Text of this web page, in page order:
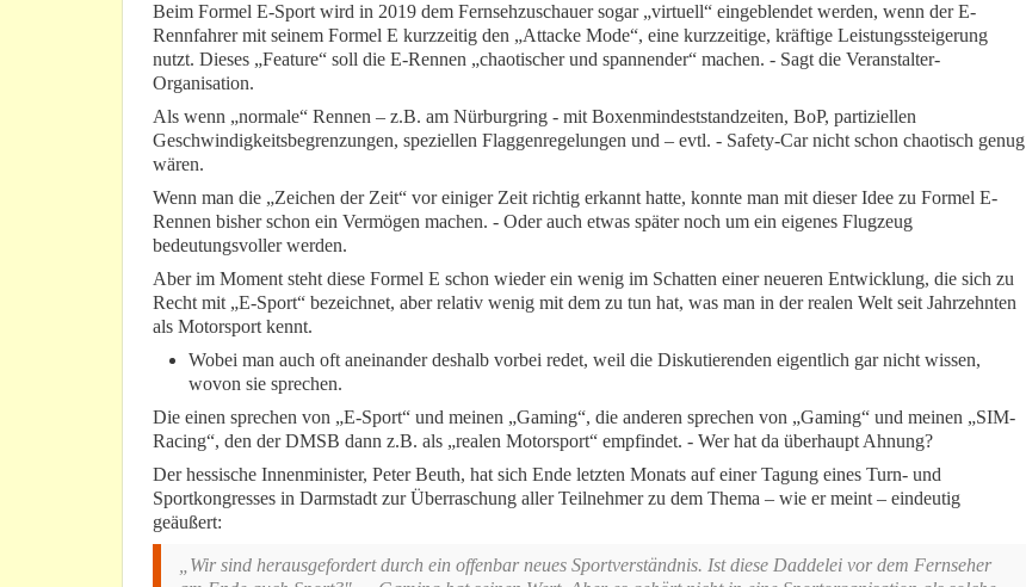
Beim Formel E-Sport wird in 2019 dem Fernsehzuschauer sogar „virtuell“ eingeblendet werden, wenn der E-
Rennfahrer mit seinem Formel E kurzzeitig den „Attacke Mode“, eine kurzzeitige, kräftige Leistungssteigerung
nutzt. Dieses „Feature“ soll die E-Rennen „chaotischer und spannender“ machen. - Sagt die Veranstalter-
Organisation.
Als wenn „normale“ Rennen – z.B. am Nürburgring - mit Boxenmindeststandzeiten, BoP, partiziellen
Geschwindigkeitsbegrenzungen, speziellen Flaggenregelungen und – evtl. - Safety-Car nicht schon chaotisch genug
wären.
Wenn man die „Zeichen der Zeit“ vor einiger Zeit richtig erkannt hatte, konnte man mit dieser Idee zu Formel E-
Rennen bisher schon ein Vermögen machen. - Oder auch etwas später noch um ein eigenes Flugzeug
bedeutungsvoller werden.
Aber im Moment steht diese Formel E schon wieder ein wenig im Schatten einer neueren Entwicklung, die sich zu
Recht mit „E-Sport“ bezeichnet, aber relativ wenig mit dem zu tun hat, was man in der realen Welt seit Jahrzehnten
als Motorsport kennt.
Wobei man auch oft aneinander deshalb vorbei redet, weil die Diskutierenden eigentlich gar nicht wissen,
wovon sie sprechen.
Die einen sprechen von „E-Sport“ und meinen „Gaming“, die anderen sprechen von „Gaming“ und meinen „SIM-
Racing“, den der DMSB dann z.B. als „realen Motorsport“ empfindet. - Wer hat da überhaupt Ahnung?
Der hessische Innenminister, Peter Beuth, hat sich Ende letzten Monats auf einer Tagung eines Turn- und
Sportkongresses in Darmstadt zur Überraschung aller Teilnehmer zu dem Thema – wie er meint – eindeutig
geäußert:
„Wir sind herausgefordert durch ein offenbar neues Sportverständnis. Ist diese Daddelei vor dem Fernseher